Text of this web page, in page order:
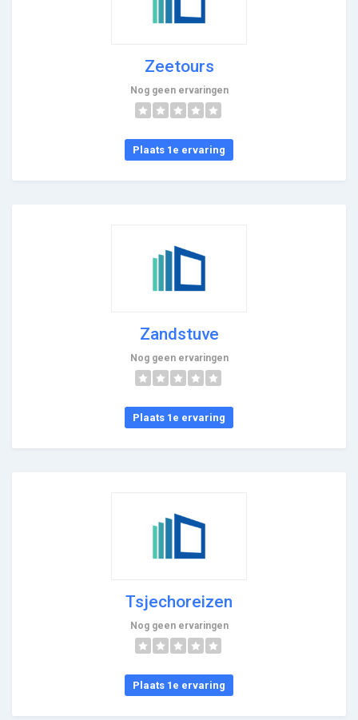
Zeetours
Nog geen ervaringen
Plaats 1e ervaring
Zandstuve
Nog geen ervaringen
Plaats 1e ervaring
Tsjechoreizen
Nog geen ervaringen
Plaats 1e ervaring